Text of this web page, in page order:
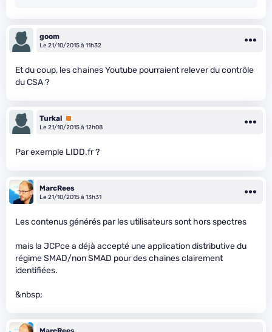
goom
Le 21/10/2015 à 11h32
Et du coup, les chaines Youtube pourraient relever du contrôle
du CSA ?
Turkal Premium
Le 21/10/2015 à 12h08
Par exemple LIDD.fr ?
MarcRees
Le 21/10/2015 à 13h31
Les contenus générés par les utilisateurs sont hors spectres
mais la JCPce a déjà accepté une application distributive du
régime SMAD/non SMAD pour des chaines clairement
identifiées.
&nbsp;